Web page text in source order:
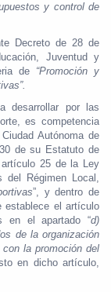
y control de
Decreto de 28 de
Juventud y
de “Promoción y
desarrollar por las
es competencia
Autónoma de
de su Estatuto de
25 de la Ley
del Régimen Local,
”, y dentro de
establece el artículo
en el apartado “d)
de la organización
con la promoción del
en dicho artículo,